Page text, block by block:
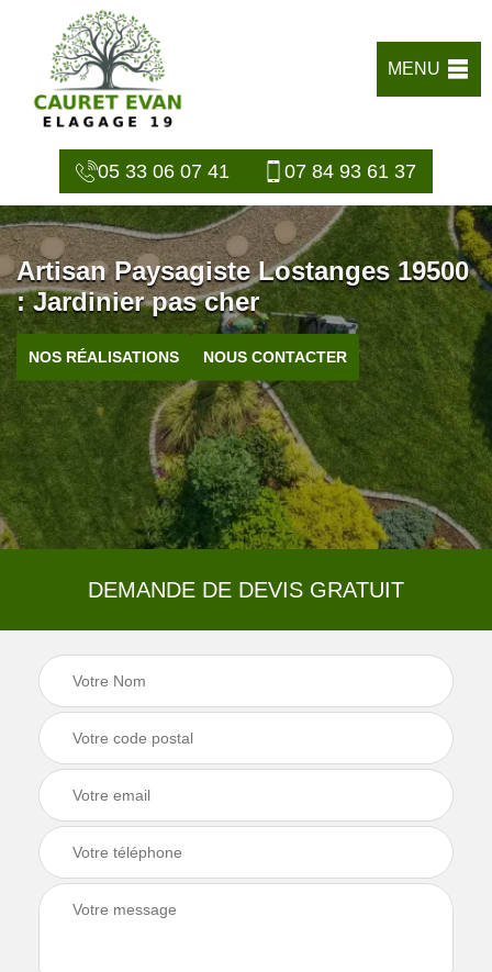
MENU
05 33 06 07 41 07 84 93 61 37
Artisan Paysagiste Lostanges 19500
: Jardinier pas cher
NOS RÉALISATIONS NOUS CONTACTER
DEMANDE DE DEVIS GRATUIT